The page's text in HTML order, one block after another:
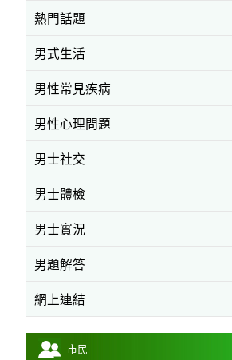
熱門話題
男式生活
男性常見疾病
男性心理問題
男士社交
男士體檢
男士實況
男題解答
網上連結
市民